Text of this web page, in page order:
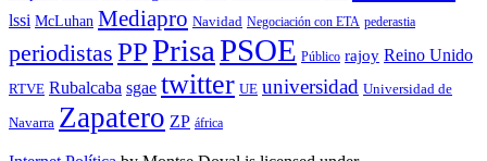
lssi McLuhan Mediapro Navidad Negociación con ETA pederastia
periodistas PPPrisaPSOE Público rajoy Reino Unido
RTVE Rubalcaba sgae twitter UE universidad Universidad de
Navarra Zapatero ZP áfrica